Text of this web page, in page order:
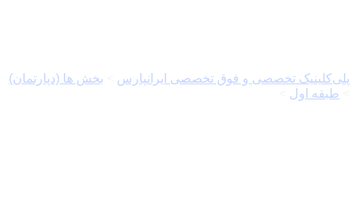
پلی‌کلینیک تخصصی و فوق تخصصی ایرانپارس
بخش ها (دپارتمان)
طبقه اول